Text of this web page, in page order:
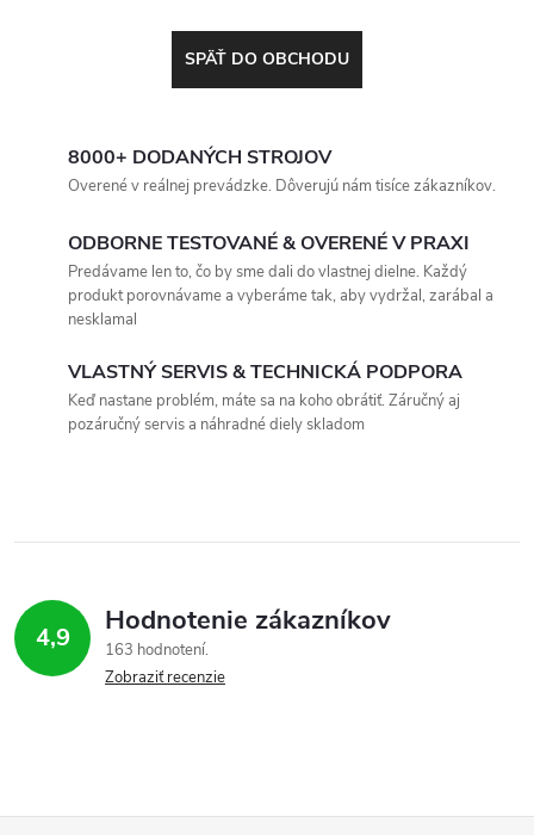
SPÄŤ DO OBCHODU
8000+ DODANÝCH STROJOV
Overené v reálnej prevádzke. Dôverujú nám tisíce zákazníkov.
ODBORNE TESTOVANÉ & OVERENÉ V PRAXI
Predávame len to, čo by sme dali do vlastnej dielne. Každý
produkt porovnávame a vyberáme tak, aby vydržal, zarábal a
nesklamal
VLASTNÝ SERVIS & TECHNICKÁ PODPORA
Keď nastane problém, máte sa na koho obrátiť. Záručný aj
pozáručný servis a náhradné diely skladom
4,9 Hodnotenie zákazníkov
163 hodnotení
Zobraziť recenzie